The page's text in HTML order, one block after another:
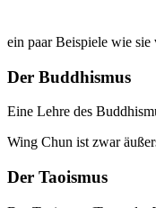
ein paar Beispiele wie
Der Buddhismus
Eine Lehre des
Wing Chun ist zwar
Der Taoismus